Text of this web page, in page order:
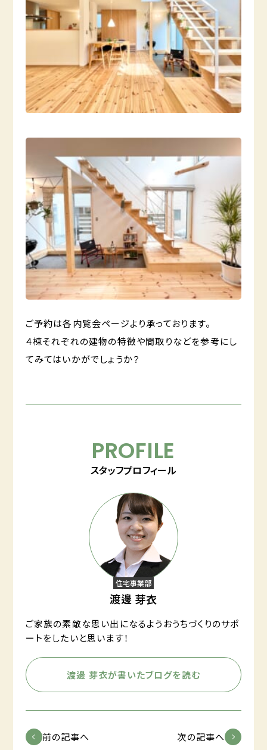
ご予約は各内覧会ページより承っております。
４棟それぞれの建物の特徴や間取りなどを参考にし
てみてはいかがでしょうか？
PROFILE
スタッフプロフィール
住宅事業部
渡邊 芽衣
ご家族の素敵な思い出になるようおうちづくりのサポ
ートをしたいと思います！
渡邊 芽衣が書いたブログを読む
前の記事へ 次の記事へ